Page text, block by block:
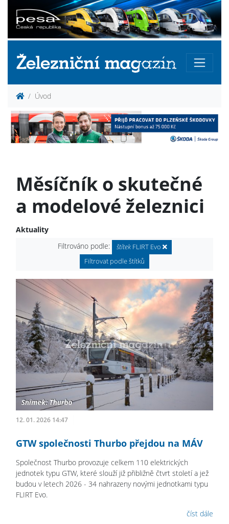
Úvod
Měsíčník o skutečné
a modelové železnici
Aktuality
Filtrováno podle:
štítekFLIRT Evo
Filtrovat podle štítků
12. 01. 2026 14:47
GTW společnosti Thurbo přejdou na MÁV
Společnost Thurbo provozuje celkem 110 elektrických
jednotek typu GTW, které slouží již přibližně čtvrt století a jež
budou v letech 2026 - 34 nahrazeny novými jednotkami typu
FLIRT Evo.
číst dále